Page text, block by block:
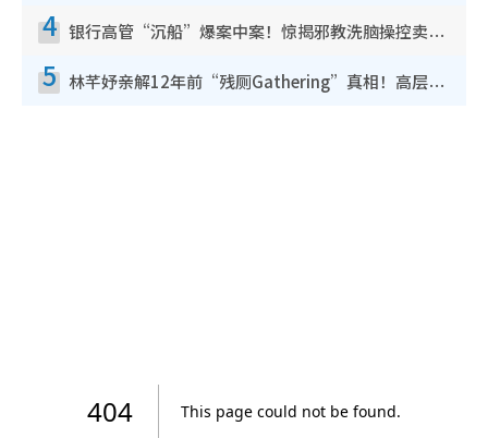
4 银行高管“沉船”爆案中案！惊揭邪教洗脑操控卖淫被吞600万，幕后黑手讲多错多
5 林芊妤亲解12年前“残厕Gathering”真相！高层解约一句话重创尊严，至今拒返TVB